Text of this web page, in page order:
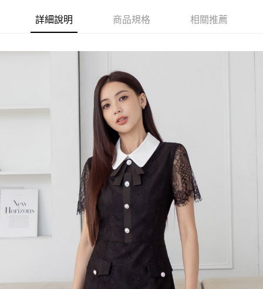
每筆NT$80，滿NT$699(含以上)免運費
每筆NT$80，滿NT$699(含以上)免運費
每筆NT$120，滿NT$699(含以上)免運費
詳細說明 商品規格 相關推薦